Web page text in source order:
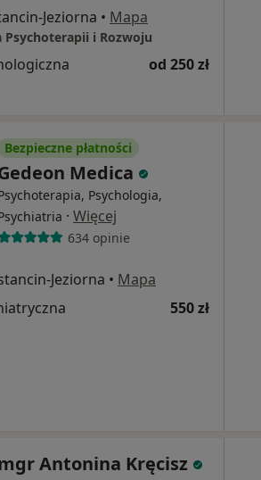
Jeziorna • Mapa
i Rozwoju
od 250 zł
Bezpieczne płatności
Medica
Psychologia,
· Więcej
634 opinie
Jeziorna • Mapa
550 zł
Antonina Kręcisz